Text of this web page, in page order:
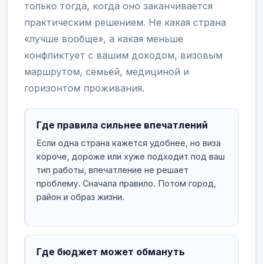
только тогда, когда оно заканчивается
практическим решением. Не какая страна
«лучше вообще», а какая меньше
конфликтует с вашим доходом, визовым
маршрутом, семьёй, медициной и
горизонтом проживания.
Где правила сильнее впечатлений
Если одна страна кажется удобнее, но виза
короче, дороже или хуже подходит под ваш
тип работы, впечатление не решает
проблему. Сначала правило. Потом город,
район и образ жизни.
Где бюджет может обмануть